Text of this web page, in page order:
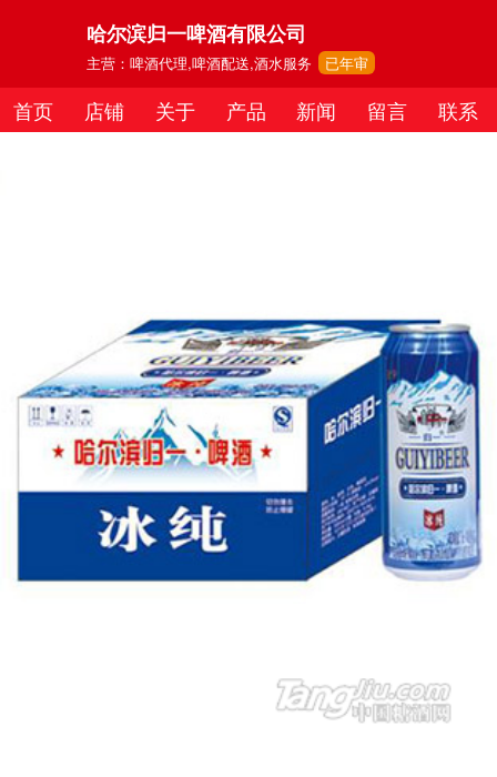
哈尔滨归一啤酒有限公司
主营：啤酒代理,啤酒配送,酒水服务 已年审
首页 店铺 关于 产品 新闻 留言 联系